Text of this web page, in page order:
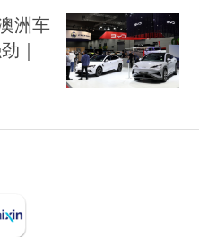
取决于国际运输网络是
否显著增加。
是公共卫生对策的一
上导致了国际贸易的中
洲车
｜